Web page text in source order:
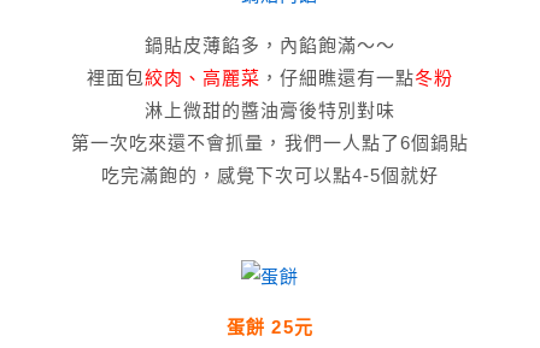
鍋貼皮薄餡多，內餡飽滿～～
裡面包絞肉、高麗菜 ，仔細瞧還有一點冬粉
淋上微甜的醬油膏後特別對味
第一次吃來還不會抓量，我們一人點了6個鍋貼
吃完滿飽的，感覺下次可以點4-5個就好
蛋餅 25元